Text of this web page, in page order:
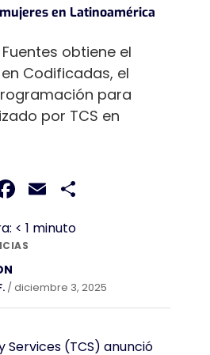
en Latinoamérica
Facebook
Email
< 1 minuto
obtiene el
Codificadas, el
para
por TCS en
/ diciembre 3, 2025
Services (TCS) anunció